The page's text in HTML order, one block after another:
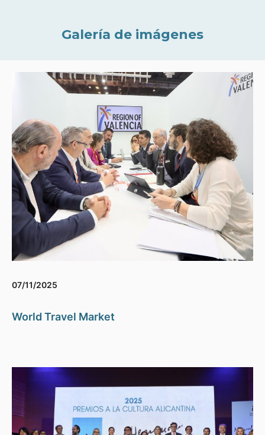
Galería de imágenes
07/11/2025
World Travel Market